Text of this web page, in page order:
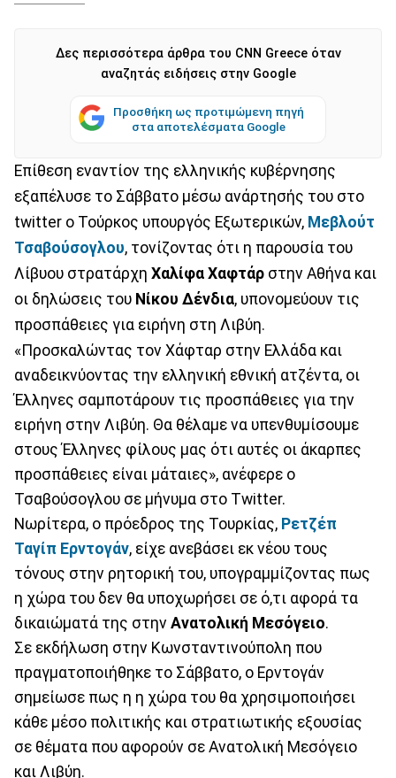
Δες περισσότερα άρθρα του CNN Greece όταν
αναζητάς ειδήσεις στην Google
Προσθήκη ως προτιμώμενη πηγή
στα αποτελέσματα Google
Επίθεση εναντίον της ελληνικής κυβέρνησης
εξαπέλυσε το Σάββατο μέσω ανάρτησής του στο
twitter o Τούρκος υπουργός Εξωτερικών, Μεβλούτ
Τσαβούσογλου, τονίζοντας ότι η παρουσία του
Λίβυου στρατάρχη Χαλίφα Χαφτάρ στην Αθήνα και
οι δηλώσεις του Νίκου Δένδια, υπονομεύουν τις
προσπάθειες για ειρήνη στη Λιβύη.
«Προσκαλώντας τον Χάφταρ στην Ελλάδα και
αναδεικνύοντας την ελληνική εθνική ατζέντα, οι
Έλληνες σαμποτάρουν τις προσπάθειες για την
ειρήνη στην Λιβύη. Θα θέλαμε να υπενθυμίσουμε
στους Έλληνες φίλους μας ότι αυτές οι άκαρπες
προσπάθειες είναι μάταιες», ανέφερε ο
Τσαβούσογλου σε μήνυμα στο Twitter.
Νωρίτερα, ο πρόεδρος της Τουρκίας, Ρετζέπ
Ταγίπ Ερντογάν, είχε ανεβάσει εκ νέου τους
τόνους στην ρητορική του, υπογραμμίζοντας πως
η χώρα του δεν θα υποχωρήσει σε ό,τι αφορά τα
δικαιώματά της στην Ανατολική Μεσόγειο.
Σε εκδήλωση στην Κωνσταντινούπολη που
πραγματοποιήθηκε το Σάββατο, ο Ερντογάν
σημείωσε πως η η χώρα του θα χρησιμοποιήσει
κάθε μέσο πολιτικής και στρατιωτικής εξουσίας
σε θέματα που αφορούν σε Ανατολική Μεσόγειο
και Λιβύη.